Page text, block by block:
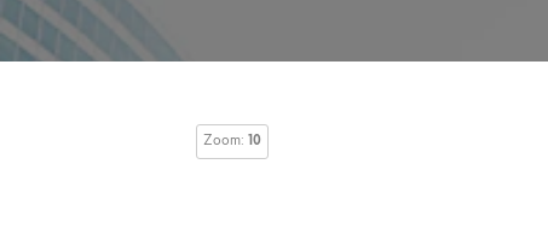
Zoom: 10